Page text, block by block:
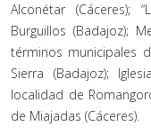
Alconétar (Cáceres);
Burguillos (Badajoz);
términos municipales
Sierra (Badajoz);
localidad de
de Miajadas (Cáceres).